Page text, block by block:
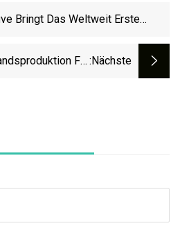
Bringt Das Weltweit Erste
Für :nächste